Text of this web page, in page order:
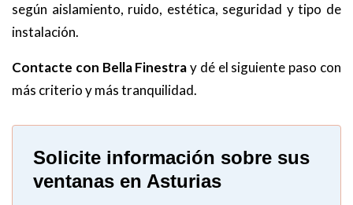
según aislamiento, ruido, estética, seguridad y tipo de
instalación.
Contacte con Bella Finestray dé el siguiente paso con
más criterio y más tranquilidad.
Solicite información sobre sus
ventanas en Asturias